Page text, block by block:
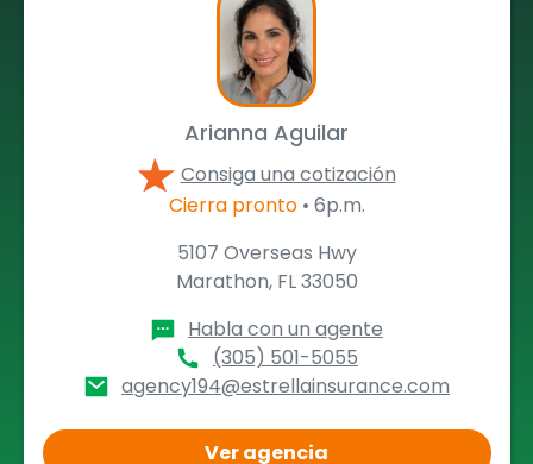
Cierra pronto• 6p.m.
5107 Overseas Hwy
Marathon, FL 33050
Habla con un agente
(305) 501-5055
agency194@estrellainsurance.com
Arianna Aguilar
Consiga una cotización
Ver agencia